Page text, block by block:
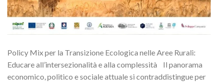
Policy Mix per la Transizione Ecologica nelle Aree Rurali:
Educare all’intersezionalità e alla complessità Il panorama
economico, politico e sociale attuale si contraddistingue per